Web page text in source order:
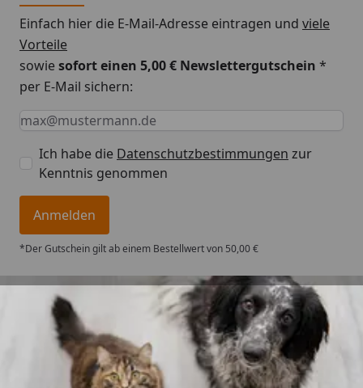
Einfach hier die E-Mail-Adresse eintragen und viele
Vorteile
sowiesofort einen 5,00 € Newslettergutschein *
per E-Mail sichern:
Keine Eingabe erforderlich
Eingabe erforderlich
E-Mail *
Ich habe die Datenschutzbestimmungen zur
Kenntnis genommen
Anmelden
*Der Gutschein gilt ab einem Bestellwert von 50,00 €
Trusted Shops
4,74/ 5